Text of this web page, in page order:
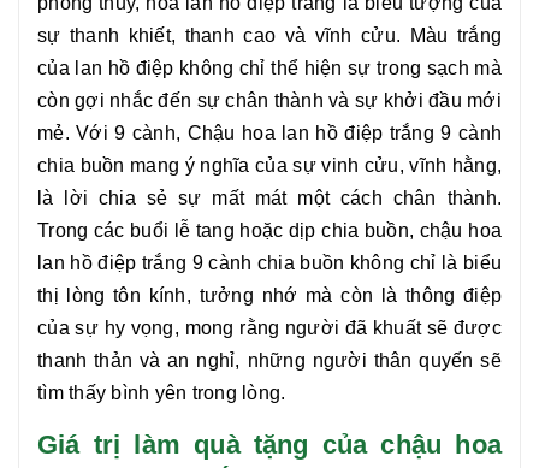
sự thanh khiết, thanh cao và vĩnh cửu. Màu trắng
của lan hồ điệp không chỉ thể hiện sự trong sạch mà
còn gợi nhắc đến sự chân thành và sự khởi đầu mới
mẻ. Với 9 cành, Chậu hoa lan hồ điệp trắng 9 cành
chia buồn mang ý nghĩa của sự vinh cửu, vĩnh hằng,
là lời chia sẻ sự mất mát một cách chân thành.
Trong các buổi lễ tang hoặc dịp chia buồn, chậu hoa
lan hồ điệp trắng 9 cành chia buồn không chỉ là biểu
thị lòng tôn kính, tưởng nhớ mà còn là thông điệp
của sự hy vọng, mong rằng người đã khuất sẽ được
thanh thản và an nghỉ, những người thân quyến sẽ
tìm thấy bình yên trong lòng.
Giá trị làm quà tặng của chậu hoa